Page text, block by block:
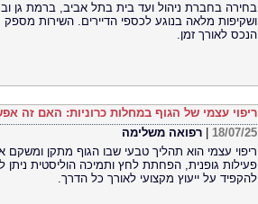
בחירה בחברת ניהול ועד בית בתל אביב, ברמת גן
ושקיפות מלאה בנוגע לכספי הדיירים. השירות
הנכס לאורך זמן.
ריפוי עצמי של הגוף במחלות כרוניות: האם זה
18/07/25
רפואה משלימה
ריפוי עצמי הוא תהליך טבעי שבו הגוף מתקן ומשקם
פעילות גופנית, הפחתת לחץ ותמיכה הוליסטית
להקפיד על ייעוץ מקצועי לאורך כל הדרך.